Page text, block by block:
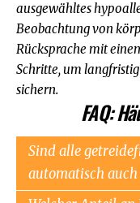
ausgewähltes
Beobachtung von
Rücksprache mit
Schritte, um
sichern.
FAQ:
Sind alle
automatisch